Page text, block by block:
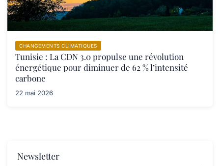
CHANGEMENTS CLIMATIQUES
Tunisie : La CDN 3.0 propulse une révolution
énergétique pour diminuer de 62 % l’intensité
carbone
22 mai 2026
Newsletter